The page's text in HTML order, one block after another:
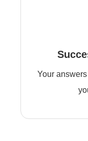
Your